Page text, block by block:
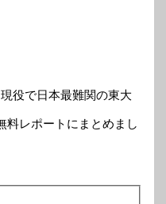
役で日本最難関の東大
料レポートにまとめまし